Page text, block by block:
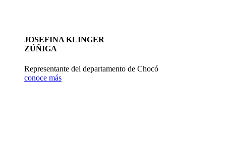
JOSEFINA KLINGER
ZÚÑIGA
Representante del departamento de Chocó
conoce más